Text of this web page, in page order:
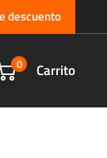
descuento
0 Carrito